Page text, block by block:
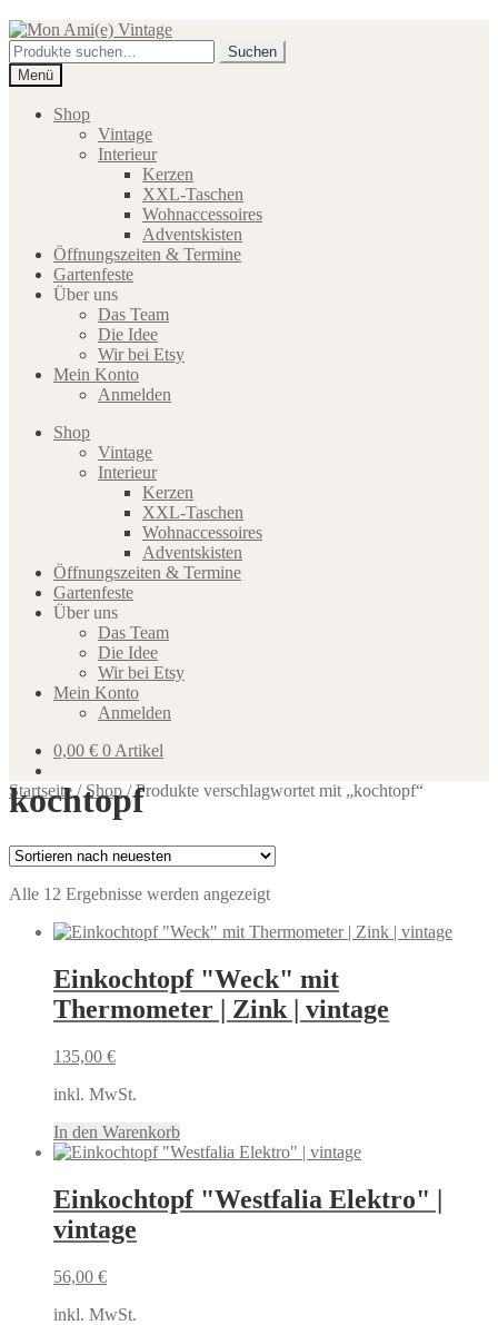
Zur
Navigation
springen
Zum
Inhalt
springen
Suche
nach:
Suchen
Menü
Shop
Vintage
Interieur
Kerzen
XXL-Taschen
Wohnaccessoires
Adventskisten
Öffnungszeiten & Termine
Gartenfeste
Über uns
Das Team
Die Idee
Wir bei Etsy
Mein Konto
Anmelden
Shop
Vintage
Interieur
Kerzen
XXL-Taschen
Wohnaccessoires
Adventskisten
Öffnungszeiten & Termine
Gartenfeste
Über uns
Das Team
Die Idee
Wir bei Etsy
Mein Konto
Anmelden
0,00 € 0 Artikel
Startseite /Shop /Produkte verschlagwortet mit „kochtopf“
kochtopf
Alle 12 Ergebnisse werden angezeigtNach
sortiert
Einkochtopf "Weck" mit
Thermometer | Zink | vintage
135,00 €
inkl. MwSt.
In den Warenkorb
Einkochtopf "Westfalia Elektro" |
vintage
56,00 €
inkl. MwSt.